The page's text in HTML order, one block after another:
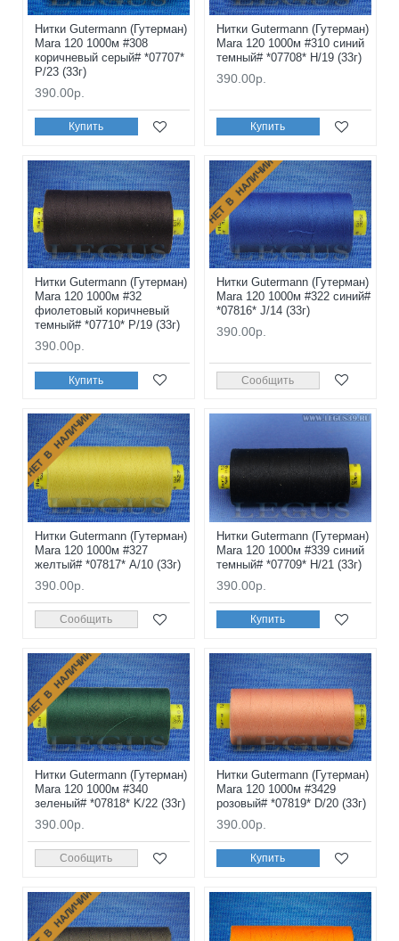
Нитки Gutermann (Гутерман)
Mara 120 1000м #308
коричневый серый# *07707*
P/23 (33г)
390.00р.
Купить
Нитки Gutermann (Гутерман)
Mara 120 1000м #310 синий
темный# *07708* H/19 (33г)
390.00р.
Купить
Нитки Gutermann (Гутерман)
Mara 120 1000м #32
фиолетовый коричневый
темный# *07710* P/19 (33г)
390.00р.
Купить
НЕТ В НАЛИЧИИ
Нитки Gutermann (Гутерман)
Mara 120 1000м #322 синий#
*07816* J/14 (33г)
390.00р.
Сообщить
НЕТ В НАЛИЧИИ
Нитки Gutermann (Гутерман)
Mara 120 1000м #327
желтый# *07817* A/10 (33г)
390.00р.
Сообщить
Нитки Gutermann (Гутерман)
Mara 120 1000м #339 синий
темный# *07709* H/21 (33г)
390.00р.
Купить
НЕТ В НАЛИЧИИ
Нитки Gutermann (Гутерман)
Mara 120 1000м #340
зеленый# *07818* K/22 (33г)
390.00р.
Сообщить
Нитки Gutermann (Гутерман)
Mara 120 1000м #3429
розовый# *07819* D/20 (33г)
390.00р.
Купить
НЕТ В НАЛИЧИИ